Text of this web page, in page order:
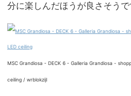
分に楽しんだほうが良さそうで
MSC Grandiosa - DECK 6 - Galleria Grandiosa -
ceiling / wrblokzijl